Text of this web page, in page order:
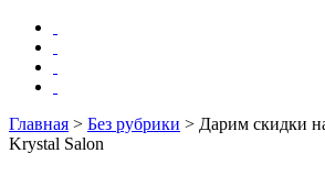
Главная > Без рубрики > Дарим скидки
Krystal Salon